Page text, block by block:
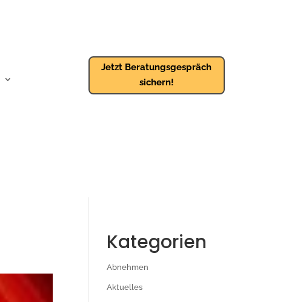
Jetzt Beratungsgespräch
sichern!
Kategorien
Abnehmen
Aktuelles